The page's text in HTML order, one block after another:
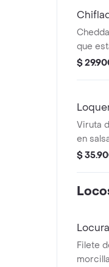
que
$
Viruta
en
$
Filete